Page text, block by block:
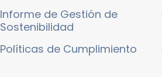
Informe de Gestión de
Sostenibilidad
Políticas de Cumplimiento